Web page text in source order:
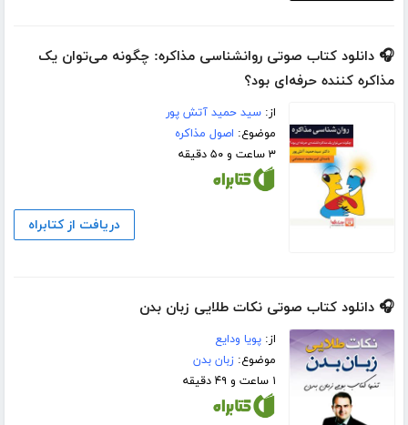
🎧 دانلود کتاب صوتی روانشناسی مذاکره: چگونه می‌توان یک
مذاکره کننده حرفه‌ای بود؟
از:سید حمید آتش پور
موضوع: اصول مذاکره
۳ ساعت و ۵۰ دقیقه
دریافت از کتابراه
🎧 دانلود کتاب صوتی نکات طلایی زبان بدن
از:پویا ودایع
موضوع:زبان بدن
۱ ساعت و ۴۹ دقیقه